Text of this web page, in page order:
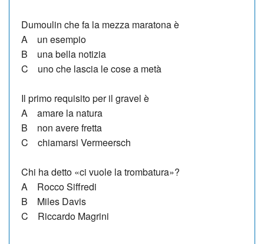
Dumoulin che fa la mezza maratona è
A un esempio
B una bella notizia
C uno che lascia le cose a metà
Il primo requisito per il gravel è
A amare la natura
B non avere fretta
C chiamarsi Vermeersch
Chi ha detto «ci vuole la trombatura»?
A Rocco Siffredi
B Miles Davis
C Riccardo Magrini